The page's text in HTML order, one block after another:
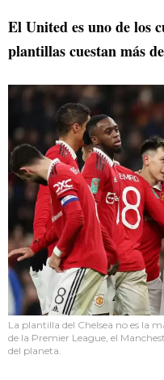
El United es uno de los
plantillas cuestan más
La plantilla del Chelsea no es la
de la Premier League, el
del planeta.